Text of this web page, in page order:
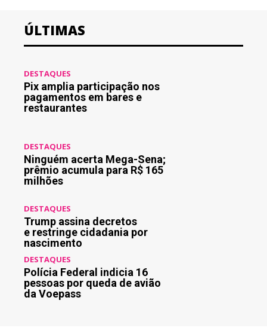
ÚLTIMAS
DESTAQUES
Pix amplia participação nos
pagamentos em bares e
restaurantes
DESTAQUES
Ninguém acerta Mega-Sena;
prêmio acumula para R$ 165
milhões
DESTAQUES
Trump assina decretos
e restringe cidadania por
nascimento
DESTAQUES
Polícia Federal indicia 16
pessoas por queda de avião
da Voepass